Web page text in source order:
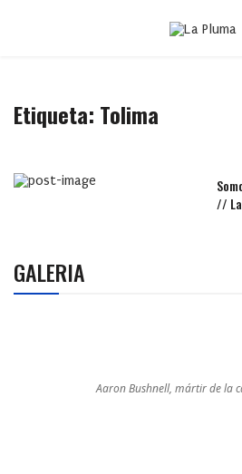
Etiqueta: Tolima
//
GALERIA
Aaron Bushnell, mártir de la